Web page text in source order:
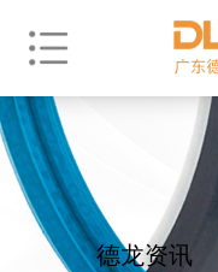
德龙资讯